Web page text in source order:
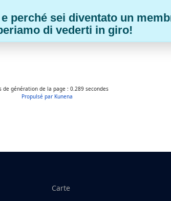
perché sei diventato un
di vederti in giro!
de génération de la page : 0.289 secondes
Propulsé par Kunena
Carte